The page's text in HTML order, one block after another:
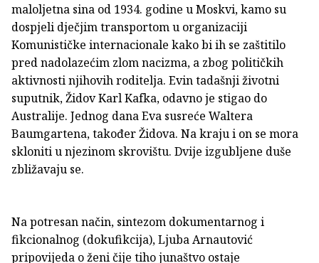
maloljetna sina od 1934. godine u Moskvi, kamo su
dospjeli dječjim transportom u organizaciji
Komunističke internacionale kako bi ih se zaštitilo
pred nadolazećim zlom nacizma, a zbog političkih
aktivnosti njihovih roditelja. Evin tadašnji životni
suputnik, Židov Karl Kafka, odavno je stigao do
Australije. Jednog dana Eva susreće Waltera
Baumgartena, također Židova. Na kraju i on se mora
skloniti u njezinom skrovištu. Dvije izgubljene duše
zbližavaju se.
Na potresan način, sintezom dokumentarnog i
fikcionalnog (dokufikcija), Ljuba Arnautović
pripovijeda o ženi čije tiho junaštvo ostaje